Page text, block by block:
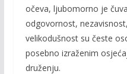
očeva, ljubomorno je
odgovornost,
velikodušnost su česte
posebno izraženim
druženju.